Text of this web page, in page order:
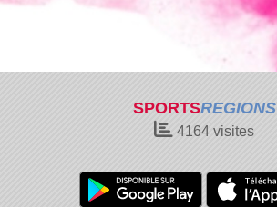
SPORTSREGIONS
4164 visites